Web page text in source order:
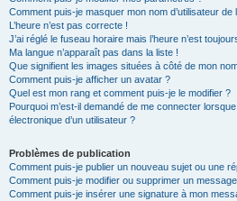
Comment puis-je masquer mon nom d’utilisateur
L’heure n’est pas correcte !
J’ai réglé le fuseau horaire mais l’heure n’est
Ma langue n’apparaît pas dans la liste !
Que signifient les images situées à côté de mon
Comment puis-je afficher un avatar ?
Quel est mon rang et comment puis-je le modifier ?
Pourquoi m’est-il demandé de me connecter
électronique d’un utilisateur ?
Problèmes de publication
Comment puis-je publier un nouveau sujet ou une
Comment puis-je modifier ou supprimer un
Comment puis-je insérer une signature à mon